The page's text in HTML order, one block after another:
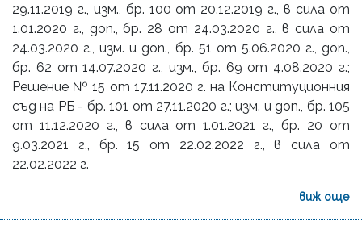
29.11.2019 г., изм., бр. 100 от 20.12.2019 г., в сила от
1.01.2020 г., доп., бр. 28 от 24.03.2020 г., в сила от
24.03.2020 г., изм. и доп., бр. 51 от 5.06.2020 г., доп.,
бр. 62 от 14.07.2020 г., изм., бр. 69 от 4.08.2020 г.;
Решение № 15 от 17.11.2020 г. на Конституционния
съд на РБ - бр. 101 от 27.11.2020 г.; изм. и доп., бр. 105
от 11.12.2020 г., в сила от 1.01.2021 г., бр. 20 от
9.03.2021 г., бр. 15 от 22.02.2022 г., в сила от
22.02.2022 г.
виж още